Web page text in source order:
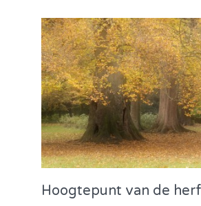
Hoogtepunt van de